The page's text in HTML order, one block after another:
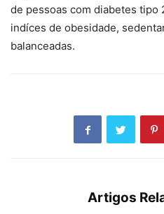
de pessoas com diabetes tipo
indíces de obesidade,
balanceadas.
Artigos